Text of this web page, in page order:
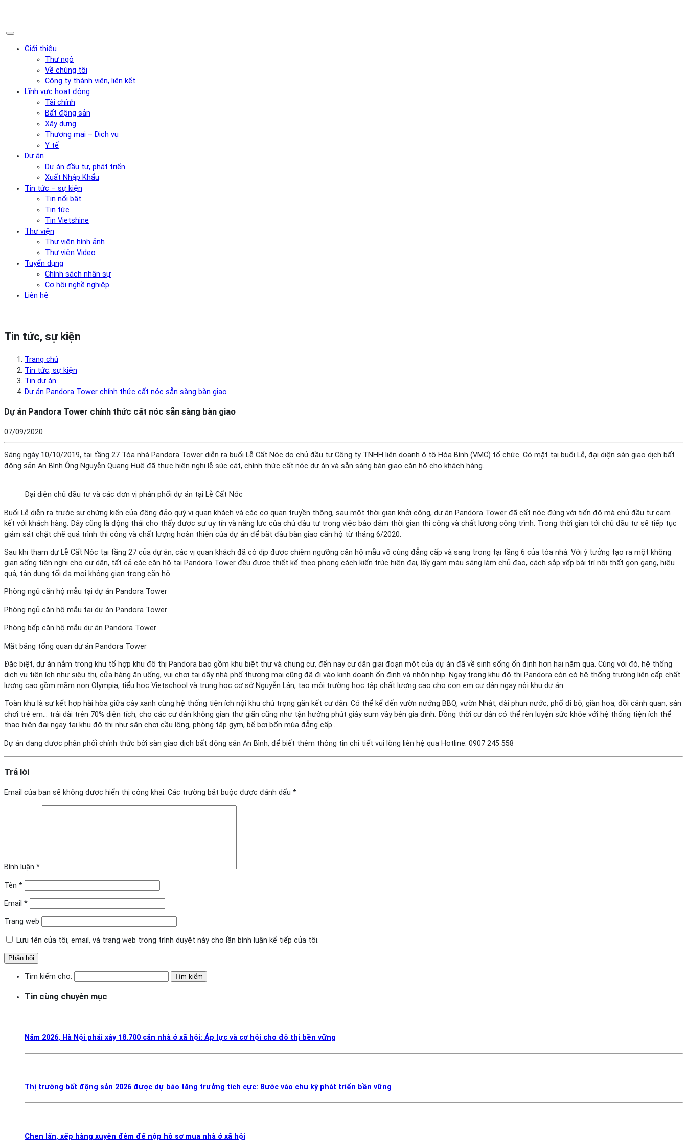
Giới thiệu
Thư ngỏ
Về chúng tôi
Công ty thành viên, liên kết
Lĩnh vực hoạt động
Tài chính
Bất động sản
Xây dựng
Thương mại – Dịch vụ
Y tế
Dự án
Dự án đầu tư, phát triển
Xuất Nhập Khẩu
Tin tức – sự kiện
Tin nổi bật
Tin tức
Tin Vietshine
Thư viện
Thư viện hình ảnh
Thư viện Video
Tuyển dụng
Chính sách nhân sự
Cơ hội nghề nghiệp
Liên hệ
Tin tức, sự kiện
Trang chủ
Tin tức, sự kiện
Tin dự án
Dự án Pandora Tower chính thức cất nóc sẵn sàng bàn giao
Dự án Pandora Tower chính thức cất nóc sẵn sàng bàn giao
07/09/2020
Sáng ngày 10/10/2019, tại tầng 27 Tòa nhà Pandora Tower diễn ra buổi Lễ Cất Nóc do chủ đầu tư Công ty TNHH liên doanh ô tô Hòa Bình (VMC) tổ chức. Có mặt tại buổi Lễ, đại diện sàn giao dịch bất
động sản An Bình Ông Nguyễn Quang Huệ đã thực hiện nghi lễ súc cát, chính thức cất nóc dự án và sẵn sàng bàn giao căn hộ cho khách hàng.
Đại diện chủ đầu tư và các đơn vị phân phối dự án tại Lễ Cất Nóc
Buổi Lễ diễn ra trước sự chứng kiến của đông đảo quý vị quan khách và các cơ quan truyền thông, sau một thời gian khởi công, dự án Pandora Tower đã cất nóc đúng với tiến độ mà chủ đầu tư cam
kết với khách hàng. Đây cũng là động thái cho thấy được sự uy tín và năng lực của chủ đầu tư trong việc bảo đảm thời gian thi công và chất lượng công trình. Trong thời gian tới chủ đầu tư sẽ tiếp tục
giám sát chặt chẽ quá trình thi công và chất lượng hoàn thiện của dự án để bắt đầu bàn giao căn hộ từ tháng 6/2020.
Sau khi tham dự Lễ Cất Nóc tại tầng 27 của dự án, các vị quan khách đã có dịp được chiêm ngưỡng căn hộ mẫu vô cùng đẳng cấp và sang trọng tại tầng 6 của tòa nhà. Với ý tưởng tạo ra một không
gian sống tiện nghi cho cư dân, tất cả các căn hộ tại Pandora Tower đều được thiết kế theo phong cách kiến trúc hiện đại, lấy gam màu sáng làm chủ đạo, cách sắp xếp bài trí nội thất gọn gang, hiệu
quả, tận dụng tối đa mọi không gian trong căn hộ.
Phòng ngủ căn hộ mẫu tại dự án Pandora Tower
Phòng ngủ căn hộ mẫu tại dự án Pandora Tower
Phòng bếp căn hộ mẫu dự án Pandora Tower
Mặt bằng tổng quan dự án Pandora Tower
Đặc biệt, dự án nằm trong khu tổ hợp khu đô thị Pandora bao gồm khu biệt thự và chung cư, đến nay cư dân giai đoạn một của dự án đã về sinh sống ổn định hơn hai năm qua. Cùng với đó, hệ thống
dịch vụ tiện ích như siêu thị, cửa hàng ăn uống, vui chơi tại dãy nhà phố thương mại cũng đã đi vào kinh doanh ổn định và nhộn nhịp. Ngay trong khu đô thị Pandora còn có hệ thống trường liên cấp chất
lượng cao gồm mầm non Olympia, tiểu học Vietschool và trung học cơ sở Nguyễn Lân, tạo môi trường học tập chất lượng cao cho con em cư dân ngay nội khu dự án.
Toàn khu là sự kết hợp hài hòa giữa cây xanh cùng hệ thống tiện ích nội khu chú trọng gắn kết cư dân. Có thể kể đến vườn nướng BBQ, vườn Nhật, đài phun nước, phố đi bộ, giàn hoa, đồi cảnh quan, sân
chơi trẻ em… trải dài trên 70% diện tích, cho các cư dân không gian thư giãn cũng như tận hưởng phút giây sum vầy bên gia đình. Đồng thời cư dân có thể rèn luyện sức khỏe với hệ thống tiện ích thể
thao hiện đại ngay tại khu đô thị như sân chơi cầu lông, phòng tập gym, bể bơi bốn mùa đẳng cấp…
Dự án đang được phân phối chính thức bởi sàn giao dịch bất động sản An Bình, để biết thêm thông tin chi tiết vui lòng liên hệ qua Hotline: 0907 245 558
Trả lời
Email của bạn sẽ không được hiển thị công khai. Các trường bắt buộc được đánh dấu *
Bình luận *
Tên *
Email *
Trang web
Lưu tên của tôi, email, và trang web trong trình duyệt này cho lần bình luận kế tiếp của tôi.
Tìm kiếm cho:
Tin cùng chuyên mục
Năm 2026, Hà Nội phải xây 18.700 căn nhà ở xã hội: Áp lực và cơ hội cho đô thị bền vững
Thị trường bất động sản 2026 được dự báo tăng trưởng tích cực: Bước vào chu kỳ phát triển bền vững
Chen lấn, xếp hàng xuyên đêm để nộp hồ sơ mua nhà ở xã hội